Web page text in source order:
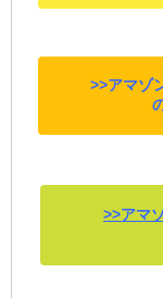
>>アマゾ
>>アマ